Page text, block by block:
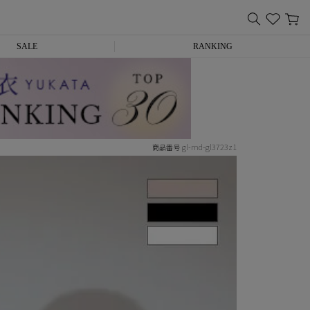
SALE RANKING
商品番号 gl-md-gl3723z1